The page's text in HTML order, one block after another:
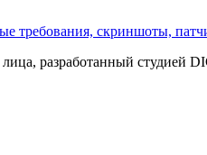
требования, скриншоты,
разработанный студией